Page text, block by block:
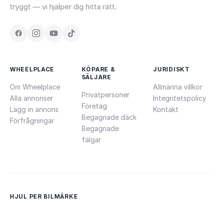
tryggt — vi hjälper dig hitta rätt.
WHEELPLACE
Om Wheelplace
Alla annonser
Lägg in annons
Förfrågningar
KÖPARE &
SÄLJARE
Privatpersoner
Företag
Begagnade däck
Begagnade
fälgar
JURIDISKT
Allmänna villkor
Integritetspolicy
Kontakt
HJUL PER BILMÄRKE